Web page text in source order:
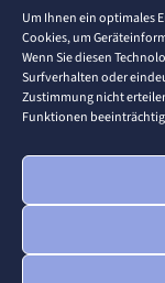
Um Ihnen ein optimales
Cookies, um
Wenn Sie diesen
Surfverhalten oder
Zustimmung nicht
Funktionen
SaaS;
losgehen.
zusätzlich
zu teilen und